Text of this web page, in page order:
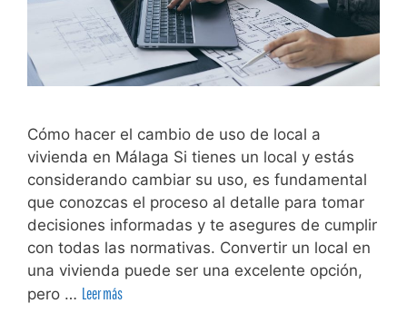
Cómo hacer el cambio de uso de local a
vivienda en Málaga Si tienes un local y estás
considerando cambiar su uso, es fundamental
que conozcas el proceso al detalle para tomar
decisiones informadas y te asegures de cumplir
con todas las normativas. Convertir un local en
una vivienda puede ser una excelente opción,
pero … Leer más